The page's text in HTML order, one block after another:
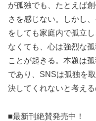
が孤独でも、たとえば
さを感じない。しかし
をしても家庭内で孤立
なくても、心は強烈な
ことが起きる。本題は
であり、SNSは孤独を
決してくれないと考える
■最新刊絶賛発売中！